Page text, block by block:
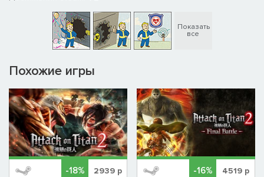
Показать
все
Похожие игры
-18% 2939р -16% 4519р